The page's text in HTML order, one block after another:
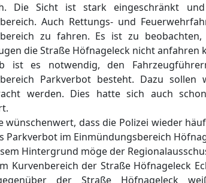
Die Sicht ist stark eingeschränkt
Auch Rettungs- und
zu fahren. Es ist zu
die Straße Höfnageleck nicht anfahren
ist es notwendig, den
Parkverbot besteht. Dazu
werden. Dies hatte sich auch
wünschenwert, dass die Polizei wieder
Parkverbot im Einmündungsbereich
Hintergrund möge der
Kurvenbereich der Straße Höfnageleck
der Straße Höfnageleck